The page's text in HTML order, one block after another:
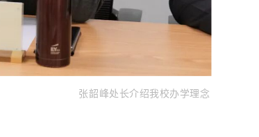
张韶峰处长介绍我校办学理念